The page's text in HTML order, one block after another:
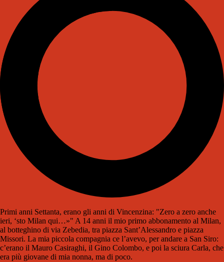
Primi anni Settanta, erano gli anni di Vincenzina: "Zero a zero anche
ieri, ‘sto Milan qui…»" A 14 anni il mio primo abbonamento al Milan,
al botteghino di via Zebedia, tra piazza Sant’Alessandro e piazza
Missori. La mia piccola compagnia ce l’avevo, per andare a San Siro:
c’erano il Mauro Casiraghi, il Gino Colombo, e poi la sciura Carla, che
era più giovane di mia nonna, ma di poco.